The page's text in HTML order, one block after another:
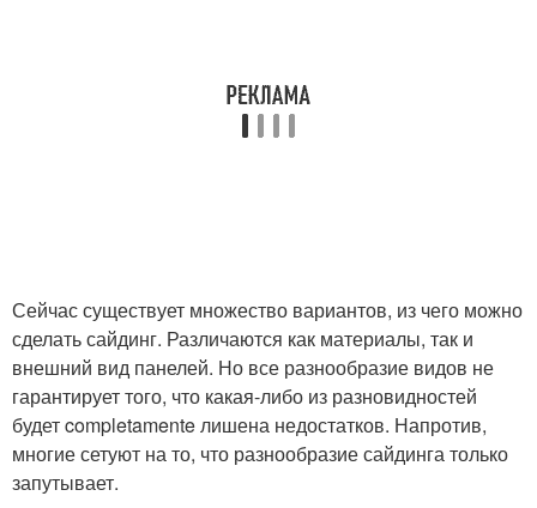
Сейчас существует множество вариантов, из чего можно
сделать сайдинг. Различаются как материалы, так и
внешний вид панелей. Но все разнообразие видов не
гарантирует того, что какая-либо из разновидностей
будет completamente лишена недостатков. Напротив,
многие сетуют на то, что разнообразие сайдинга только
запутывает.